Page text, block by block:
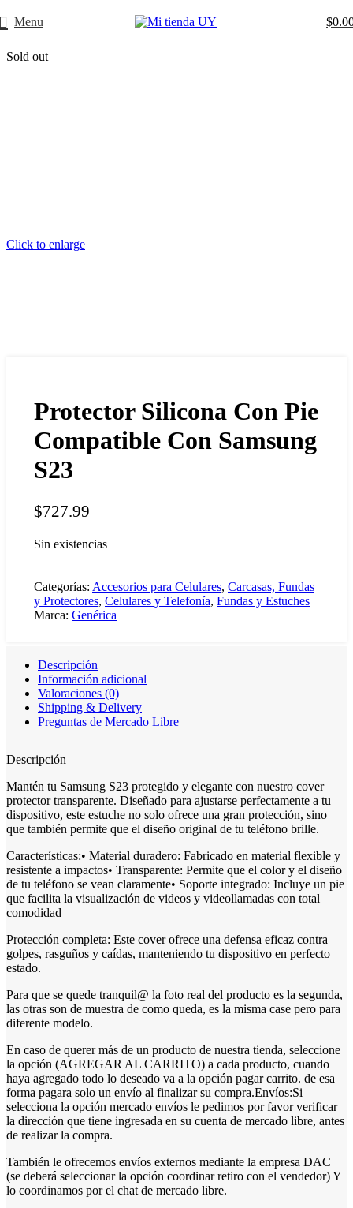
Menu $
Sold out
Click to enlarge
Protector Silicona Con Pie
Compatible Con Samsung
S23
$727.99
Sin existencias
Categorías: Accesorios para Celulares, Carcasas, Fundas
y Protectores, Celulares y Telefonía, Fundas y Estuches
Marca: Genérica
Descripción
Información adicional
Valoraciones (0)
Shipping & Delivery
Preguntas de Mercado Libre
Descripción
Mantén tu Samsung S23 protegido y elegante con nuestro cover
protector transparente. Diseñado para ajustarse perfectamente a tu
dispositivo, este estuche no solo ofrece una gran protección, sino
que también permite que el diseño original de tu teléfono brille.
Características:• Material duradero: Fabricado en material flexible y
resistente a impactos• Transparente: Permite que el color y el diseño
de tu teléfono se vean claramente• Soporte integrado: Incluye un pie
que facilita la visualización de videos y videollamadas con total
comodidad
Protección completa: Este cover ofrece una defensa eficaz contra
golpes, rasguños y caídas, manteniendo tu dispositivo en perfecto
estado.
Para que se quede tranquil@ la foto real del producto es la segunda,
las otras son de muestra de como queda, es la misma case pero para
diferente modelo.
En caso de querer más de un producto de nuestra tienda, seleccione
la opción (AGREGAR AL CARRITO) a cada producto, cuando
haya agregado todo lo deseado va a la opción pagar carrito. de esa
forma pagara solo un envío al finalizar su compra.Envíos:Si
selecciona la opción mercado envíos le pedimos por favor verificar
la dirección que tiene ingresada en su cuenta de mercado libre, antes
de realizar la compra.
También le ofrecemos envíos externos mediante la empresa DAC
(se deberá seleccionar la opción coordinar retiro con el vendedor) Y
lo coordinamos por el chat de mercado libre.